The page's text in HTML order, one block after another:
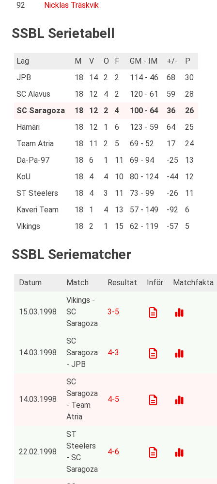
92
Nicklas Träskvik
SSBL Serietabell
Lag M V O F GM - IM +/-
P
JPB
18 14 2 2 114 - 46 68
30
SC Alavus
18 12 4 2 120 - 61 59
28
SC Saragoza
18 12 2 4 100 - 64 36
26
Hämäri
18 12 1 6 123 - 59 64
25
Team Atria
18 11 2 5 69 - 52 17
24
Da-Pa-97
18 6 1 11 69 - 94 -25
13
KoU
18 4 4 10 80 - 124 -44
12
ST Steelers
18 4 3 11 73 - 99 -26
11
Kaveri Team
18 1 4 13 57 - 149 -92
6
Vikings
18 2 1 15 62 - 119 -57 5
SSBL Seriematcher
Datum Match Resultat Inför Matchfakta
15.03.1998
Vikings -
SC
Saragoza
3-5
14.03.1998
SC
Saragoza
- JPB
4-3
14.03.1998
SC
Saragoza
- Team
Atria
4-5
22.02.1998
ST
Steelers
- SC
Saragoza
4-6